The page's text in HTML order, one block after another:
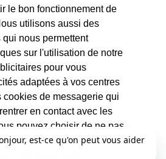
le bon fonctionnement de
utilisons aussi des
nous permettent
sur l'utilisation de notre
pour vous
adaptées à vos centres
cookies de messagerie qui
en contact avec les
pouvez choisir de ne pas
non indispensables au